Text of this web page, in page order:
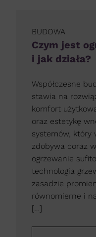
BUDOWA
Czym jest
i jak działa?
Współczesne
stawia na
komfort
oraz estetykę
systemów, który
zdobywa coraz
ogrzewanie
technologia
zasadzie
równomierne i
[…]